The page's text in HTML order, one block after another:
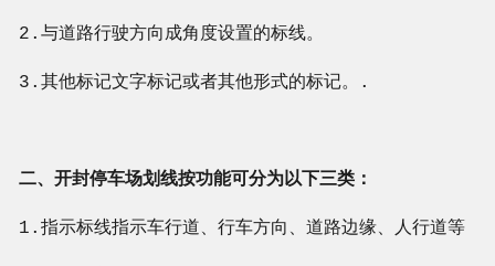
2.与道路行驶方向成角度设置的标线。
3.其他标记文字标记或者其他形式的标记。.
二、开封停车场划线按功能可分为以下三类：
1.指示标线指示车行道、行车方向、道路边缘、人行道等